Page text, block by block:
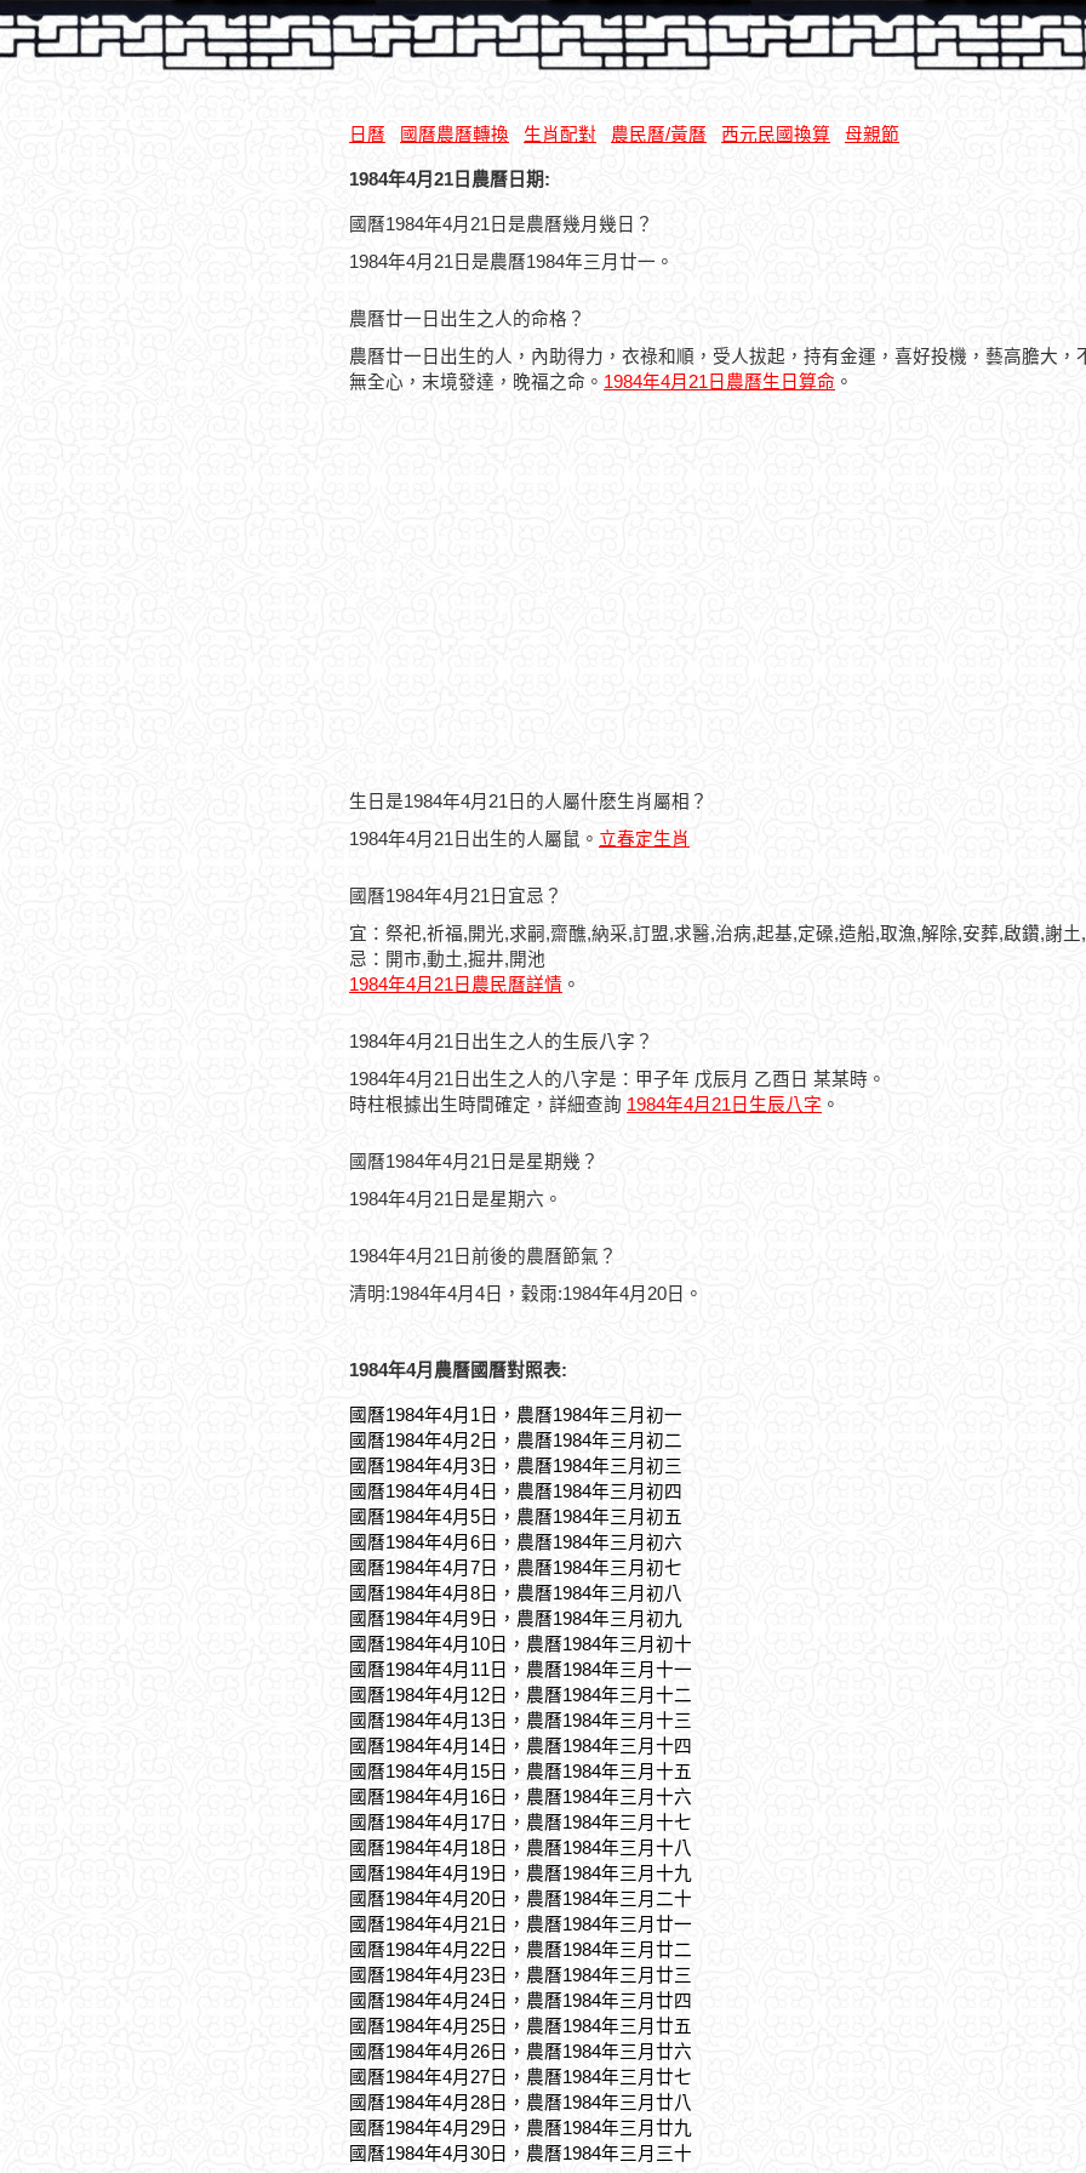
日曆 國曆農曆轉換 生肖配對 農民曆/黃曆 西元民國換算 母親節
1984年4月21日農曆日期:
國曆1984年4月21日是農曆幾月幾日？
1984年4月21日是農曆1984年三月廿一。
農曆廿一日出生之人的命格？
農曆廿一日出生的人，內助得力，衣祿和順，受人拔起，持有金運，喜好投機，藝高膽大，
無全心，末境發達，晚福之命。 1984年4月21日農曆生日算命 。
生日是1984年4月21日的人屬什麽生肖屬相？
1984年4月21日出生的人屬鼠。 立春定生肖
國曆1984年4月21日宜忌？
宜：祭祀,祈福,開光,求嗣,齋醮,納采,訂盟,求醫,治病,起基,定磉,造船,取漁,解除,安葬,啟鑽,謝土
忌：開市,動土,掘井,開池
1984年4月21日農民曆詳情 。
1984年4月21日出生之人的生辰八字？
1984年4月21日出生之人的八字是：甲子年 戊辰月 乙酉日 某某時。
時柱根據出生時間確定，詳細查詢 1984年4月21日生辰八字 。
國曆1984年4月21日是星期幾？
1984年4月21日是星期六。
1984年4月21日前後的農曆節氣？
清明:1984年4月4日，穀雨:1984年4月20日。
1984年4月農曆國曆對照表:
國曆1984年4月1日，農曆1984年三月初一
國曆1984年4月2日，農曆1984年三月初二
國曆1984年4月3日，農曆1984年三月初三
國曆1984年4月4日，農曆1984年三月初四
國曆1984年4月5日，農曆1984年三月初五
國曆1984年4月6日，農曆1984年三月初六
國曆1984年4月7日，農曆1984年三月初七
國曆1984年4月8日，農曆1984年三月初八
國曆1984年4月9日，農曆1984年三月初九
國曆1984年4月10日，農曆1984年三月初十
國曆1984年4月11日，農曆1984年三月十一
國曆1984年4月12日，農曆1984年三月十二
國曆1984年4月13日，農曆1984年三月十三
國曆1984年4月14日，農曆1984年三月十四
國曆1984年4月15日，農曆1984年三月十五
國曆1984年4月16日，農曆1984年三月十六
國曆1984年4月17日，農曆1984年三月十七
國曆1984年4月18日，農曆1984年三月十八
國曆1984年4月19日，農曆1984年三月十九
國曆1984年4月20日，農曆1984年三月二十
國曆1984年4月21日，農曆1984年三月廿一
國曆1984年4月22日，農曆1984年三月廿二
國曆1984年4月23日，農曆1984年三月廿三
國曆1984年4月24日，農曆1984年三月廿四
國曆1984年4月25日，農曆1984年三月廿五
國曆1984年4月26日，農曆1984年三月廿六
國曆1984年4月27日，農曆1984年三月廿七
國曆1984年4月28日，農曆1984年三月廿八
國曆1984年4月29日，農曆1984年三月廿九
國曆1984年4月30日，農曆1984年三月三十